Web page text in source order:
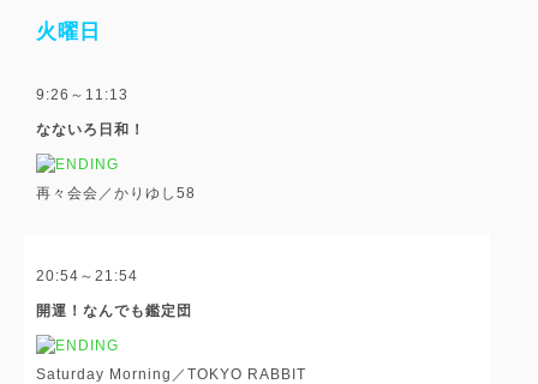
火曜日
9:26～11:13
なないろ日和！
再々会会／かりゆし58
20:54～21:54
開運！なんでも鑑定団
Saturday Morning／TOKYO RABBIT